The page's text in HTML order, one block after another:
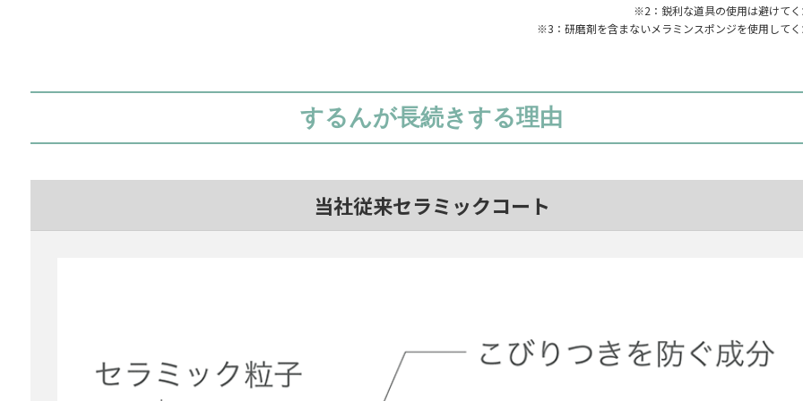
※2：鋭利な道具の使用は避けて
※3：研磨剤を含まないメラミンスポンジを使用して
するんが長続きする理由
当社従来セラミックコート